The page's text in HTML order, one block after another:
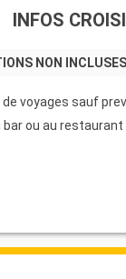
INFOS
NON INCLUSES
voyages sauf
bar ou au